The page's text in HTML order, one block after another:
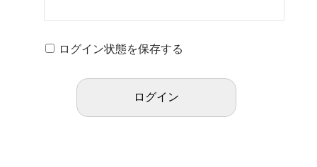
ログイン状態を保存する